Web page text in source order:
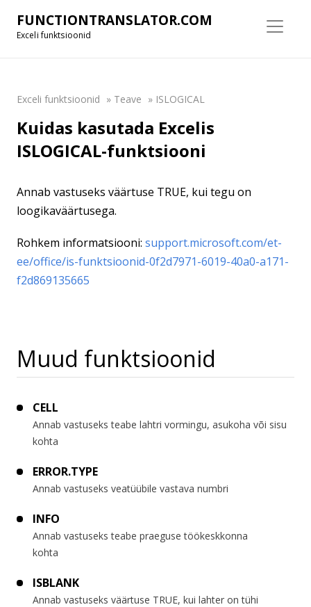
FUNCTIONTRANSLATOR.COM
Exceli funktsioonid
Exceli funktsioonid » Teave » ISLOGICAL
Kuidas kasutada Excelis
ISLOGICAL-funktsiooni
Annab vastuseks väärtuse TRUE, kui tegu on
loogikaväärtusega.
Rohkem informatsiooni: support.microsoft.com/et-
ee/office/is-funktsioonid-0f2d7971-6019-40a0-a171-
f2d869135665
Muud funktsioonid
CELL
Annab vastuseks teabe lahtri vormingu, asukoha või sisu
kohta
ERROR.TYPE
Annab vastuseks veatüübile vastava numbri
INFO
Annab vastuseks teabe praeguse töökeskkonna
kohta
ISBLANK
Annab vastuseks väärtuse TRUE, kui lahter on tühi